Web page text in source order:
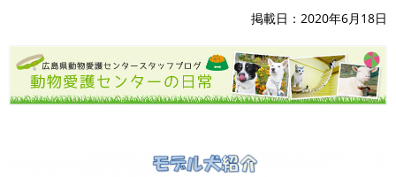
掲載日 2020年6月18日